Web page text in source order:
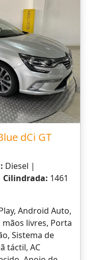
dCi GT
Diesel |
Cilindrada: 1461
Android Auto,
livres, Porta
Sistema de
táctil, AC